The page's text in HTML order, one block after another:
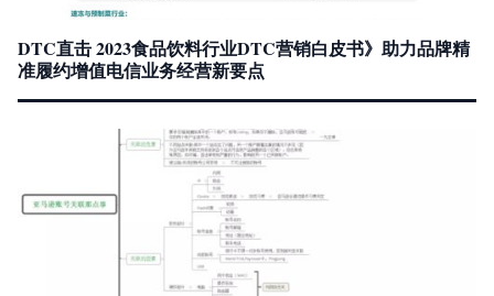
DTC直击 2023食品饮料行业DTC营销白皮书》助力品牌精
准履约增值电信业务经营新要点